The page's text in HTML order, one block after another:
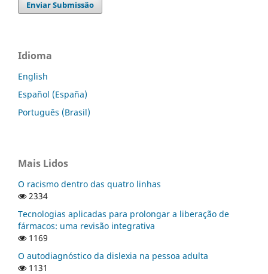
Enviar Submissão
Idioma
English
Español (España)
Português (Brasil)
Mais Lidos
O racismo dentro das quatro linhas
2334
Tecnologias aplicadas para prolongar a liberação de
fármacos: uma revisão integrativa
1169
O autodiagnóstico da dislexia na pessoa adulta
1131